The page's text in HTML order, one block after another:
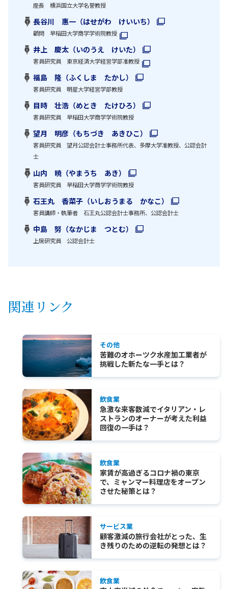
座長 横浜国立大学名誉教授
長谷川 惠一（はせがわ けいいち）
顧問 早稲田大学商学学術院教授
井上 慶太（いのうえ けいた）
客員研究員 東京経済大学経営学部准教授
福島 隆（ふくしま たかし）
客員研究員 明星大学経営学部教授
目時 壮浩（めとき たけひろ）
客員研究員 早稲田大学商学学術院教授
望月 明彦（もちづき あきひこ）
客員研究員 望月公認会計士事務所代表、多摩大学准教授、公認会計
士
山内 暁（やまうち あき）
客員研究員 早稲田大学商学学術院教授
石王丸 香菜子（いしおうまる かなこ）
客員講師・執筆者 石王丸公認会計士事務所、公認会計士
中島 努（なかじま つとむ）
上席研究員 公認会計士
関連リンク
その他
苦難のオホーツク水産加工業者が
挑戦した新たな一手とは？
飲食業
急激な来客数減でイタリアン・レ
ストランのオーナーが考えた利益
回復の一手は？
飲食業
家賃が高過ぎるコロナ禍の東京
で、ミャンマー料理店をオープン
させた秘策とは？
サービス業
顧客激減の旅行会社がとった、生
き残りのための逆転の発想とは？
飲食業